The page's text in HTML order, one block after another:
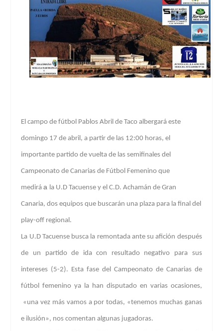
El campo de fútbol Pablos Abril de Taco albergaráeste
domingo 17 de abril, a partir de las 12:00 horas, el
importante partido de vuelta de las semifinales del
Campeonato de Canarias de Fútbol Femenino que
mediráa la U.D Tacuense y el C.D. Achamán de Gran
Canaria, dos equipos que buscarán una plaza para la final del
play-off regional.
La U.D Tacuense busca la remontada ante su afición después
de un partido de ida con resultado negativo para sus
intereses (5-2). Esta fase del Campeonato de Canarias de
fútbol femenino ya la han disputado en varias ocasiones,
«una vez más vamos a por todas, «tenemos muchas ganas
e ilusión», nos comentan algunas jugadoras.